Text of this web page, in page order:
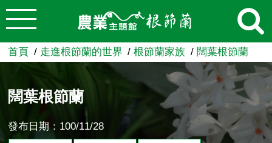
跳到主要內容
農業知識入口網
首頁 走進根節蘭的世界 根節蘭家族 闊葉根節蘭
闊葉根節蘭
發布日期：100/11/28